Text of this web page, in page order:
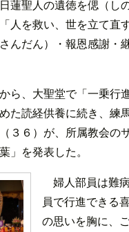
蓮聖人の遺徳を偲（し
人を救い、世を立て直
んだん）・報恩感謝・
ら、大聖堂で「一乗行
た読経供養に続き、練
３６）が、所属教会の
」を発表した。
婦人部員は難
員で行進できる
の思いを胸に、